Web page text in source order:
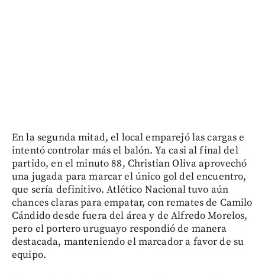
En la segunda mitad, el local emparejó las cargas e
intentó controlar más el balón. Ya casi al final del
partido, en el minuto 88, Christian Oliva aprovechó
una jugada para marcar el único gol del encuentro,
que sería definitivo. Atlético Nacional tuvo aún
chances claras para empatar, con remates de Camilo
Cándido desde fuera del área y de Alfredo Morelos,
pero el portero uruguayo respondió de manera
destacada, manteniendo el marcador a favor de su
equipo.